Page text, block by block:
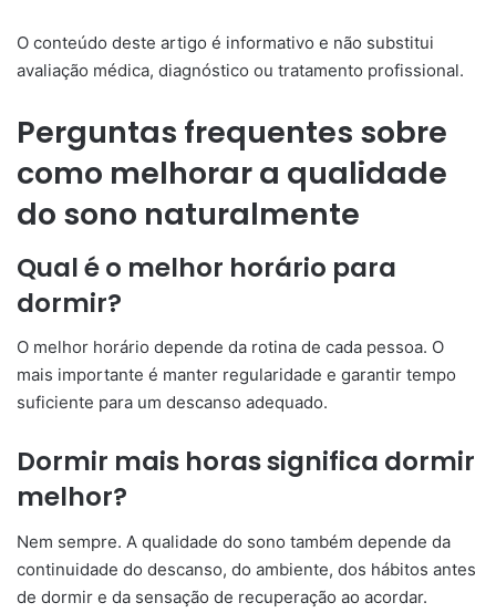
O conteúdo deste artigo é informativo e não substitui
avaliação médica, diagnóstico ou tratamento profissional.
Perguntas frequentes sobre
como melhorar a qualidade
do sono naturalmente
Qual é o melhor horário para
dormir?
O melhor horário depende da rotina de cada pessoa. O
mais importante é manter regularidade e garantir tempo
suficiente para um descanso adequado.
Dormir mais horas significa dormir
melhor?
Nem sempre. A qualidade do sono também depende da
continuidade do descanso, do ambiente, dos hábitos antes
de dormir e da sensação de recuperação ao acordar.